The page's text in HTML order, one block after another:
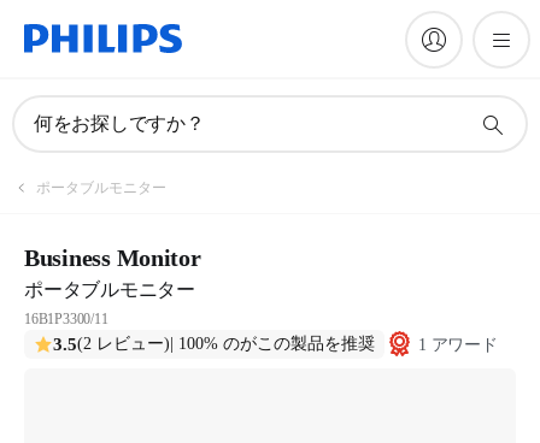
何をお探しですか？
ポータブルモニター
Business Monitor
ポータブルモニター
16B1P3300/11
3.5(2 レビュー) | 100% のがこの製品を推奨 1 アワード